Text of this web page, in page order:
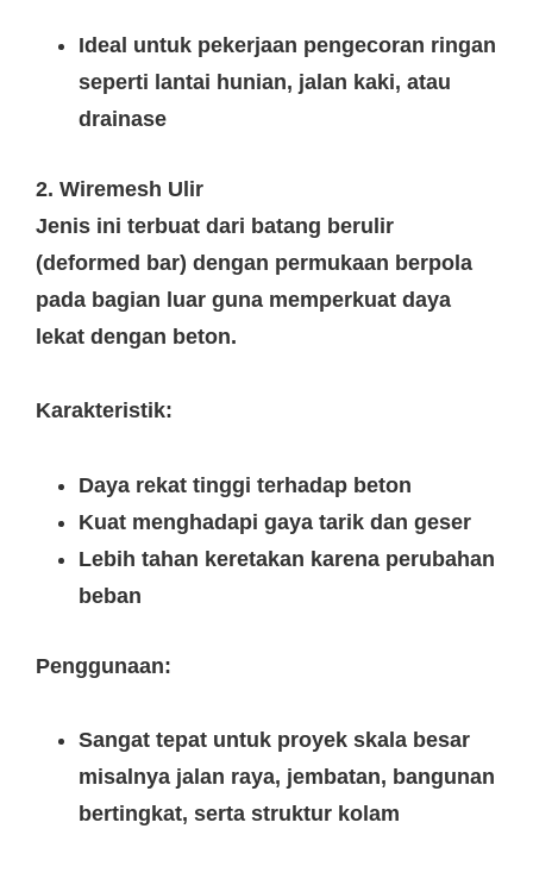
Ideal untuk pekerjaan pengecoran ringan
seperti lantai hunian, jalan kaki, atau
drainase
2. Wiremesh Ulir
Jenis ini terbuat dari batang berulir
(deformed bar) dengan permukaan berpola
pada bagian luar guna memperkuat daya
lekat dengan beton.
Karakteristik:
Daya rekat tinggi terhadap beton
Kuat menghadapi gaya tarik dan geser
Lebih tahan keretakan karena perubahan
beban
Penggunaan:
Sangat tepat untuk proyek skala besar
misalnya jalan raya, jembatan, bangunan
bertingkat, serta struktur kolam